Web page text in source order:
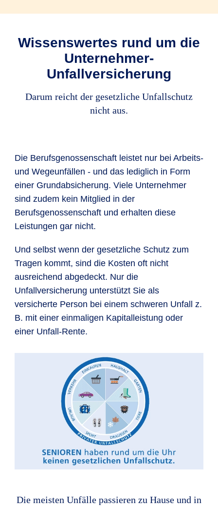
Wissenswertes rund um die
Unternehmer-
Unfallversicherung
Darum reicht der gesetzliche Unfallschutz
nicht aus.
Die Berufsgenossenschaft leistet nur bei Arbeits-
und Wegeunfällen - und das lediglich in Form
einer Grundabsicherung. Viele Unternehmer
sind zudem kein Mitglied in der
Berufsgenossenschaft und erhalten diese
Leistungen gar nicht.
Und selbst wenn der gesetzliche Schutz zum
Tragen kommt, sind die Kosten oft nicht
ausreichend abgedeckt. Nur die
Unfallversicherung unterstützt Sie als
versicherte Person bei einem schweren Unfall z.
B. mit einer einmaligen Kapitalleistung oder
einer Unfall-Rente.
Die meisten Unfälle passieren zu Hause und in